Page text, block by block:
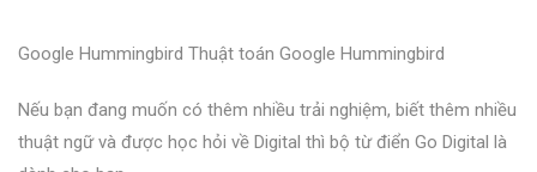
Google Hummingbird Thuật toán Google Hummingbird
Nếu bạn đang muốn có thêm nhiều trải nghiệm, biết thêm nhiều
thuật ngữ và được học hỏi về Digital thì bộ từ điển Go Digital là